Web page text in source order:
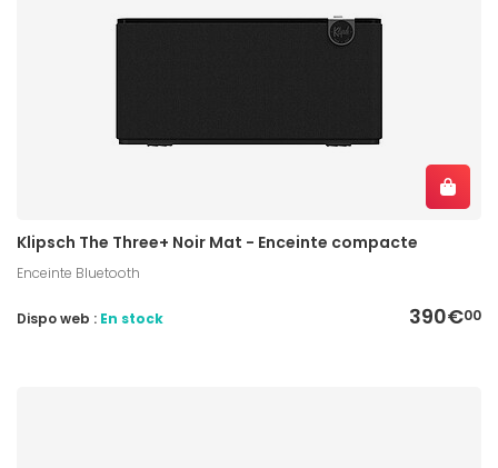
Klipsch The Three+ Noir Mat - Enceinte compacte
Enceinte Bluetooth
390€00
Dispo web : En stock